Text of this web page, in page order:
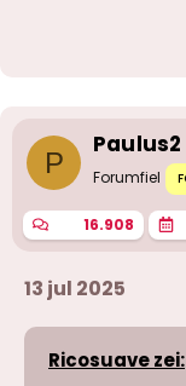
P
Paulus2
Forumfiel
16.908
13 jul 2025
Ricosuave zei: